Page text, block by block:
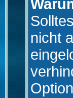
nicht